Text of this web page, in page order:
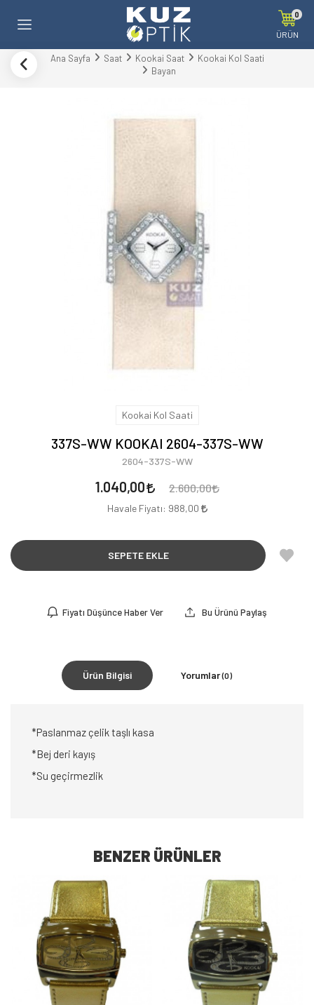
0
ÜRÜN
Ana Sayfa Saat Kookai Saat
Kookai Kol Saati
Bayan
Kookai Kol Saati
337S-WW KOOKAI 2604-337S-WW
2604-337S-WW
1.040,00 2.600,00
Havale Fiyatı: 988,00
SEPETE EKLE
Fiyatı Düşünce Haber Ver Bu Ürünü Paylaş
Ürün Bilgisi Yorumlar(0)
*Paslanmaz çelik taşlı kasa
*Bej deri kayış
*Su geçirmezlik
BENZER ÜRÜNLER